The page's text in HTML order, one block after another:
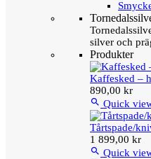
silver och
Produkter
Kaffesked –
890,00 kr
 Quick
Tårtspade/
1 899,00 kr
 Quick